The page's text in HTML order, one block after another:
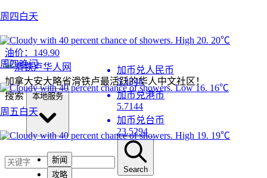
周四白天
20℃
周四晚间
16℃
周五白天
19℃
加币兑人民币
5.3248
加币兑港币
5.7144
加币兑台币
23.5294
油价： 149.90
加拿大安大略省滑铁卢最活跃的华人中文社区！
搜索
新闻
攻略
Search